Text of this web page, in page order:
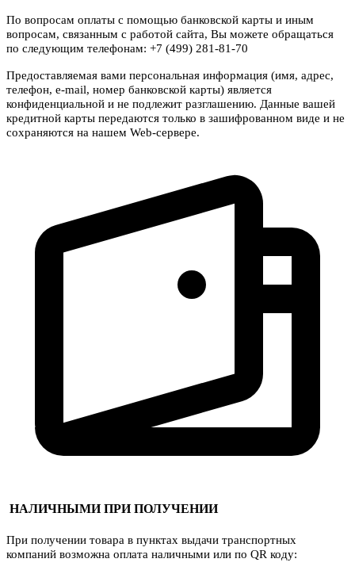
По вопросам оплаты с помощью банковской карты и иным
вопросам, связанным с работой сайта, Вы можете обращаться
по следующим телефонам: +7 (499) 281-81-70
Предоставляемая вами персональная информация (имя, адрес,
телефон, e-mail, номер банковской карты) является
конфиденциальной и не подлежит разглашению. Данные вашей
кредитной карты передаются только в зашифрованном виде и не
сохраняются на нашем Web-сервере.
НАЛИЧНЫМИ ПРИ ПОЛУЧЕНИИ
При получении товара в пунктах выдачи транспортных
компаний возможна оплата наличными или по QR коду: